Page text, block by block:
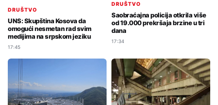
DRUŠTVO
UNS: Skupština Kosova da
omogući nesmetan rad svim
medijima na srpskom jeziku
17:45
DRUŠTVO
Saobraćajna policija otkrila više
od 19.000 prekršaja brzine u tri
dana
17:34